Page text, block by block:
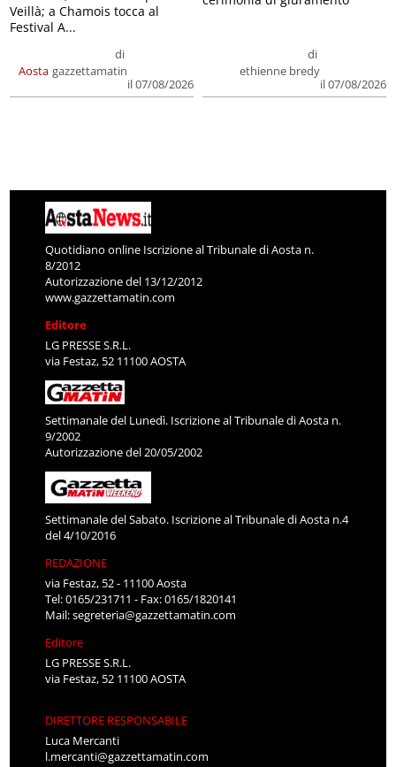
Aosta
di
gazzettamatin
il 07/08/2026
Veillà; a Chamois tocca al
Festival A...
di
ethienne bredy
il 07/08/2026
Quotidiano online Iscrizione al Tribunale di Aosta n.
8/2012
Autorizzazione del 13/12/2012
www.gazzettamatin.com
Editore
LG PRESSE S.R.L.
via Festaz, 52 11100 AOSTA
Settimanale del Lunedì. Iscrizione al Tribunale di Aosta n.
9/2002
Autorizzazione del 20/05/2002
Settimanale del Sabato. Iscrizione al Tribunale di Aosta n.4
del 4/10/2016
REDAZIONE
via Festaz, 52 - 11100 Aosta
Tel: 0165/231711 - Fax: 0165/1820141
Mail:segreteria@gazzettamatin.com
Editore
LG PRESSE S.R.L.
via Festaz, 52 11100 AOSTA
DIRETTORE RESPONSABILE
Luca Mercanti
l.mercanti@gazzettamatin.com